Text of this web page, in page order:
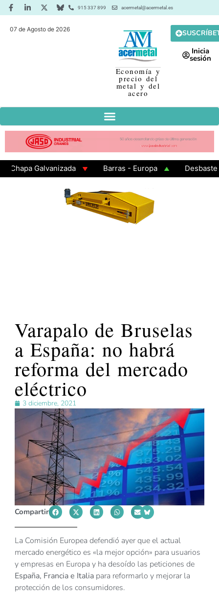
915 337 899 acermetal@acermetal.es
07 de Agosto de 2026
Economía y
precio del
metal y del
acero
Inicia
sesión
Galvanizada Barras - Europa
Desbaste -
Varapalo de Bruselas
a España: no habrá
reforma del mercado
eléctrico
3 diciembre, 2021
Compartir
La Comisión Europea defendió ayer que el actual
mercado energético es «la mejor opción» para usuarios
y empresas en Europa y ha desoído las peticiones de
España, Francia e Italia para reformarlo y mejorar la
protección de los consumidores.